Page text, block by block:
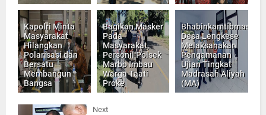
Kapolri Minta
Masyarakat
Hilangkan
Polarisasi dan
Bersatu
Membangun
Bangsa
Bagikan Masker
Pada
Masyarakat,
Personil Polsek
Marbo Imbau
Warga Taati
Proke
Bhabinkamtibmas
Desa Lengkese
Melaksanakan
Pengamanan
Ujian Tingkat
Madrasah Aliyah
(MA)
Next